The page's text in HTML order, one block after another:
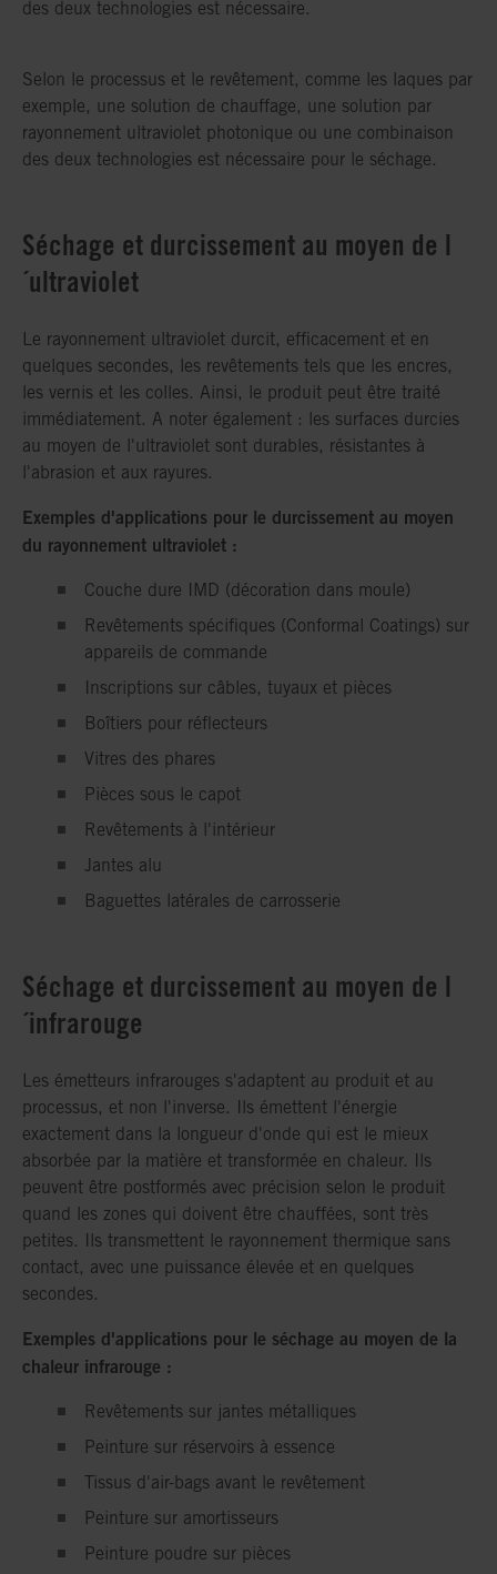
des deux technologies est nécessaire.
Selon le processus et le revêtement, comme les laques par
exemple, une solution de chauffage, une solution par
rayonnement ultraviolet photonique ou une combinaison
des deux technologies est nécessaire pour le séchage.
Séchage et durcissement au moyen de l
´ultraviolet
Le rayonnement ultraviolet durcit, efficacement et en
quelques secondes, les revêtements tels que les encres,
les vernis et les colles. Ainsi, le produit peut être traité
immédiatement. A noter également : les surfaces durcies
au moyen de l'ultraviolet sont durables, résistantes à
l'abrasion et aux rayures.
Exemples d'applications pour le durcissement au moyen
du rayonnement ultraviolet :
Couche dure IMD (décoration dans moule)
Revêtements spécifiques (Conformal Coatings) sur
appareils de commande
Inscriptions sur câbles, tuyaux et pièces
Boîtiers pour réflecteurs
Vitres des phares
Pièces sous le capot
Revêtements à l'intérieur
Jantes alu
Baguettes latérales de carrosserie
Séchage et durcissement au moyen de l
´infrarouge
Les émetteurs infrarouges s'adaptent au produit et au
processus, et non l'inverse. Ils émettent l'énergie
exactement dans la longueur d'onde qui est le mieux
absorbée par la matière et transformée en chaleur. Ils
peuvent être postformés avec précision selon le produit
quand les zones qui doivent être chauffées, sont très
petites. Ils transmettent le rayonnement thermique sans
contact, avec une puissance élevée et en quelques
secondes.
Exemples d'applications pour le séchage au moyen de la
chaleur infrarouge :
Revêtements sur jantes métalliques
Peinture sur réservoirs à essence
Tissus d'air-bags avant le revêtement
Peinture sur amortisseurs
Peinture poudre sur pièces